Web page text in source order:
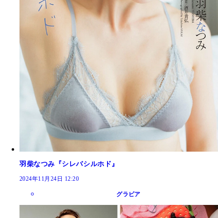
羽柴なつみ『シレバシルホド』
2024年11月24日 12:20
グラビア